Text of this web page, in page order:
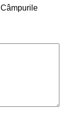
Câmpurile